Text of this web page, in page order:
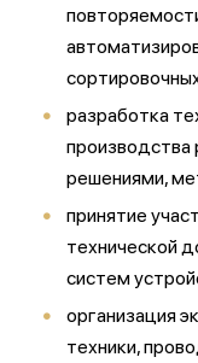
разработка
производства
решениями,
принятие
технической
систем
организация
техники,